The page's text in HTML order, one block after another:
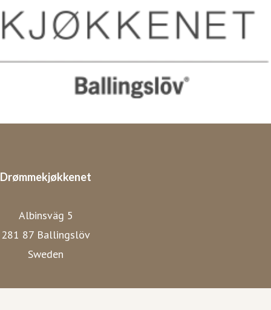
Drømmekjøkkenet
Albinsväg 5
281 87 Ballingslöv
Sweden